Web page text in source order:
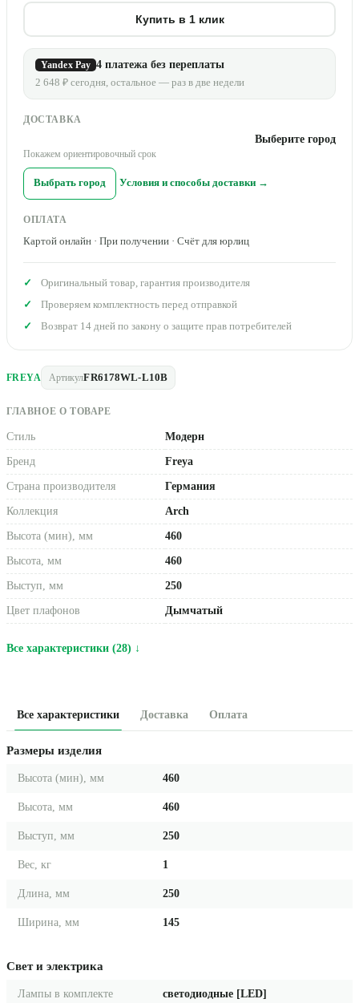
FREYA АртикулFR6178WL-L10B
ГЛАВНОЕ О ТОВАРЕ
Стиль Модерн
Бренд Freya
Страна производителя Германия
Коллекция Arch
Высота (мин), мм 460
Высота, мм 460
Выступ, мм 250
Цвет плафонов Дымчатый
Все характеристики (28) ↓
Купить в 1 клик
Yandex Pay 4 платежа без переплаты
2 648 ₽ сегодня, остальное — раз в две недели
ДОСТАВКА
Выберите город
Покажем ориентировочный срок
Выбрать город Условия и способы доставки →
ОПЛАТА
Картой онлайн · При получении · Счёт для юрлиц
Оригинальный товар, гарантия производителя
Проверяем комплектность перед отправкой
Возврат 14 дней по закону о защите прав потребителей
Все характеристики Доставка Оплата
Размеры изделия
Высота (мин), мм 460
Высота, мм 460
Выступ, мм 250
Вес, кг 1
Длина, мм 250
Ширина, мм 145
Свет и электрика
Лампы в комплекте светодиодные [LED]